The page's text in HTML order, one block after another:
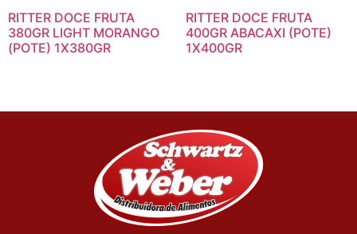
RITTER DOCE FRUTA
380GR LIGHT MORANGO
(POTE) 1X380GR
RITTER DOCE FRUTA
400GR ABACAXI (POTE)
1X400GR